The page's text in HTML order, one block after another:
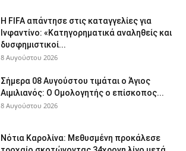
Η FIFA απάντησε στις καταγγελίες για
Ινφαντίνο: «Κατηγορηματικά αναληθείς και
δυσφημιστικοί...
8 Αυγούστου 2026
Σήμερα 08 Αυγούστου τιμάται ο Άγιος
Αιμιλιανός: Ο Ομολογητής ο επίσκοπος...
8 Αυγούστου 2026
Νότια Καρολίνα: Μεθυσμένη προκάλεσε